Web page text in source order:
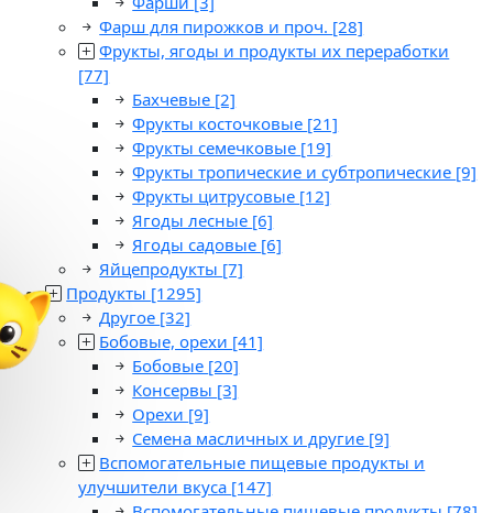
Фарш для пирожков и проч. [28]
Фрукты, ягоды и продукты их переработки
[77]
Бахчевые [2]
Фрукты косточковые [21]
Фрукты семечковые [19]
Фрукты тропические и субтропические [9]
Фрукты цитрусовые [12]
Ягоды лесные [6]
Ягоды садовые [6]
Яйцепродукты [7]
Продукты [1295]
Другое [32]
Бобовые, орехи [41]
Бобовые [20]
Консервы [3]
Орехи [9]
Семена масличных и другие [9]
Вспомогательные пищевые продукты и
улучшители вкуса [147]